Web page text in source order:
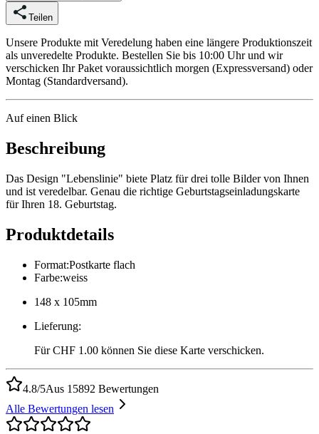
Teilen
Unsere Produkte mit Veredelung haben eine längere Produktionszeit
als unveredelte Produkte. Bestellen Sie bis 10:00 Uhr und wir
verschicken Ihr Paket voraussichtlich morgen (Expressversand) oder
Montag (Standardversand).
Auf einen Blick
Beschreibung
Das Design "Lebenslinie" biete Platz für drei tolle Bilder von Ihnen
und ist veredelbar. Genau die richtige Geburtstagseinladungskarte
für Ihren 18. Geburtstag.
Produktdetails
Format:Postkarte flach
Farbe:weiss
148 x 105mm
Lieferung:
Für CHF 1.00 können Sie diese Karte verschicken.
4.8/5Aus 15892 Bewertungen
Alle Bewertungen lesen